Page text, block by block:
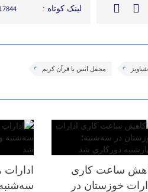
لینک کوتاه :
شباویز محفل انس با قرآن کریم
ساعت کاری
خوزستان در